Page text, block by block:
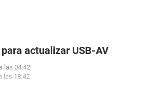
actualizar USB-AV
las 04:42
las 18:42